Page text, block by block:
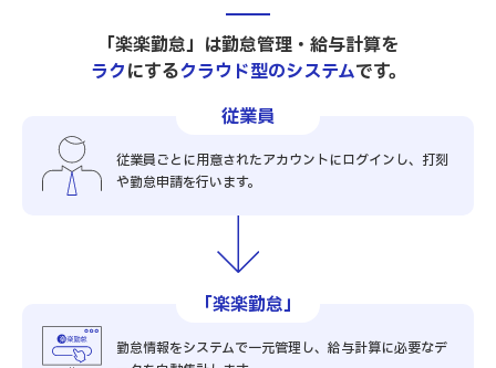
「楽楽勤怠」は勤怠管理・給与計算を
ラクにするクラウド型のシステムです。
従業員
従業員ごとに用意されたアカウントにログインし、打刻
や勤怠申請を行います。
「楽楽勤怠」
勤怠情報をシステムで一元管理し、給与計算に必要なデ